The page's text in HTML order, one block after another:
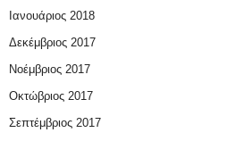
Ιανουάριος 2018
Δεκέμβριος 2017
Νοέμβριος 2017
Οκτώβριος 2017
Σεπτέμβριος 2017